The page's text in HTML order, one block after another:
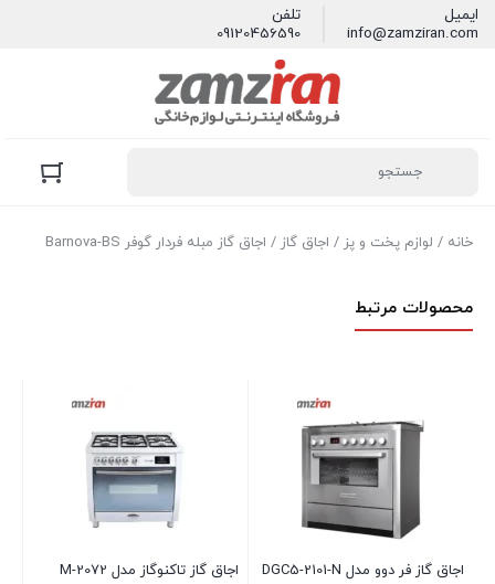
ایمیل
info@zamziran.com
تلفن
09120456590
خانه / لوازم پخت و پز / اجاق گاز / اجاق گاز مبله فردار گوفر Barnova-BS
محصولات مرتبط
اجاق گاز فر دوو مدل DGC5-2101-N اجاق گاز تاکنوگاز مدل M-2072